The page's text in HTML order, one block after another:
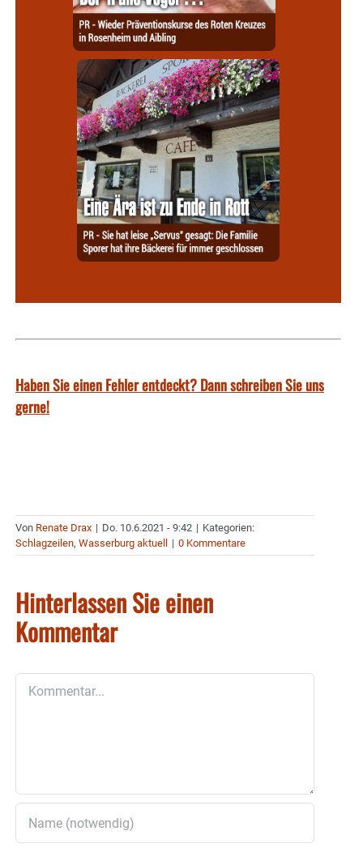
Haben Sie einen Fehler entdeckt? Dann schreiben Sie uns
gerne!
Von Renate Drax | Do. 10.6.2021 - 9:42 | Kategorien:
Schlagzeilen, Wasserburg aktuell | 0 Kommentare
Hinterlassen Sie einen
Kommentar